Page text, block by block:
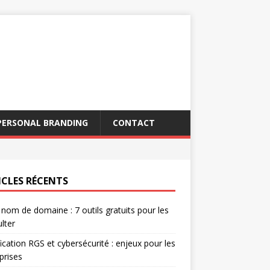
BRANDING CONTACT
RÉCENTS
de domaine : 7 outils gratuits pour les
RGS et cybersécurité : enjeux pour les